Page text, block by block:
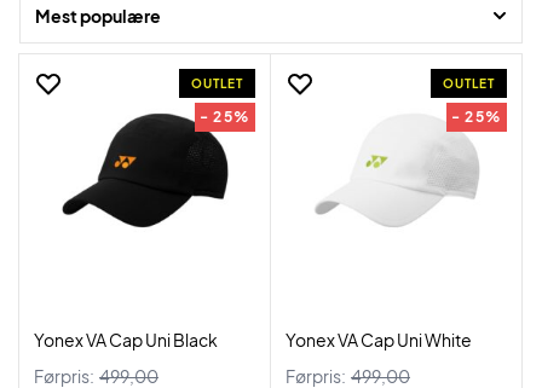
Mest populære
OUTLET
- 25%
Yonex VA Cap Uni Black
Førpris: 499,00
OUTLET
- 25%
Yonex VA Cap Uni White
Førpris: 499,00